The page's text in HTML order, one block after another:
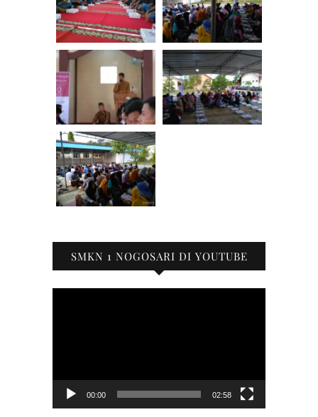
SMKN 1 NOGOSARI DI YOUTUBE
00:00 02:58